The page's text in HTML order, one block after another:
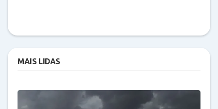
MAIS LIDAS